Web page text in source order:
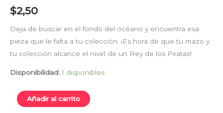
$2,50
Deja de buscar en el fondo del océano y encuentra esa
pieza que le falta a tu colección. ¡Es hora de que tu mazo y
tu colección alcance el nivel de un Rey de los Piratas!
Disponibilidad: 1 disponibles
Añadir al carrito